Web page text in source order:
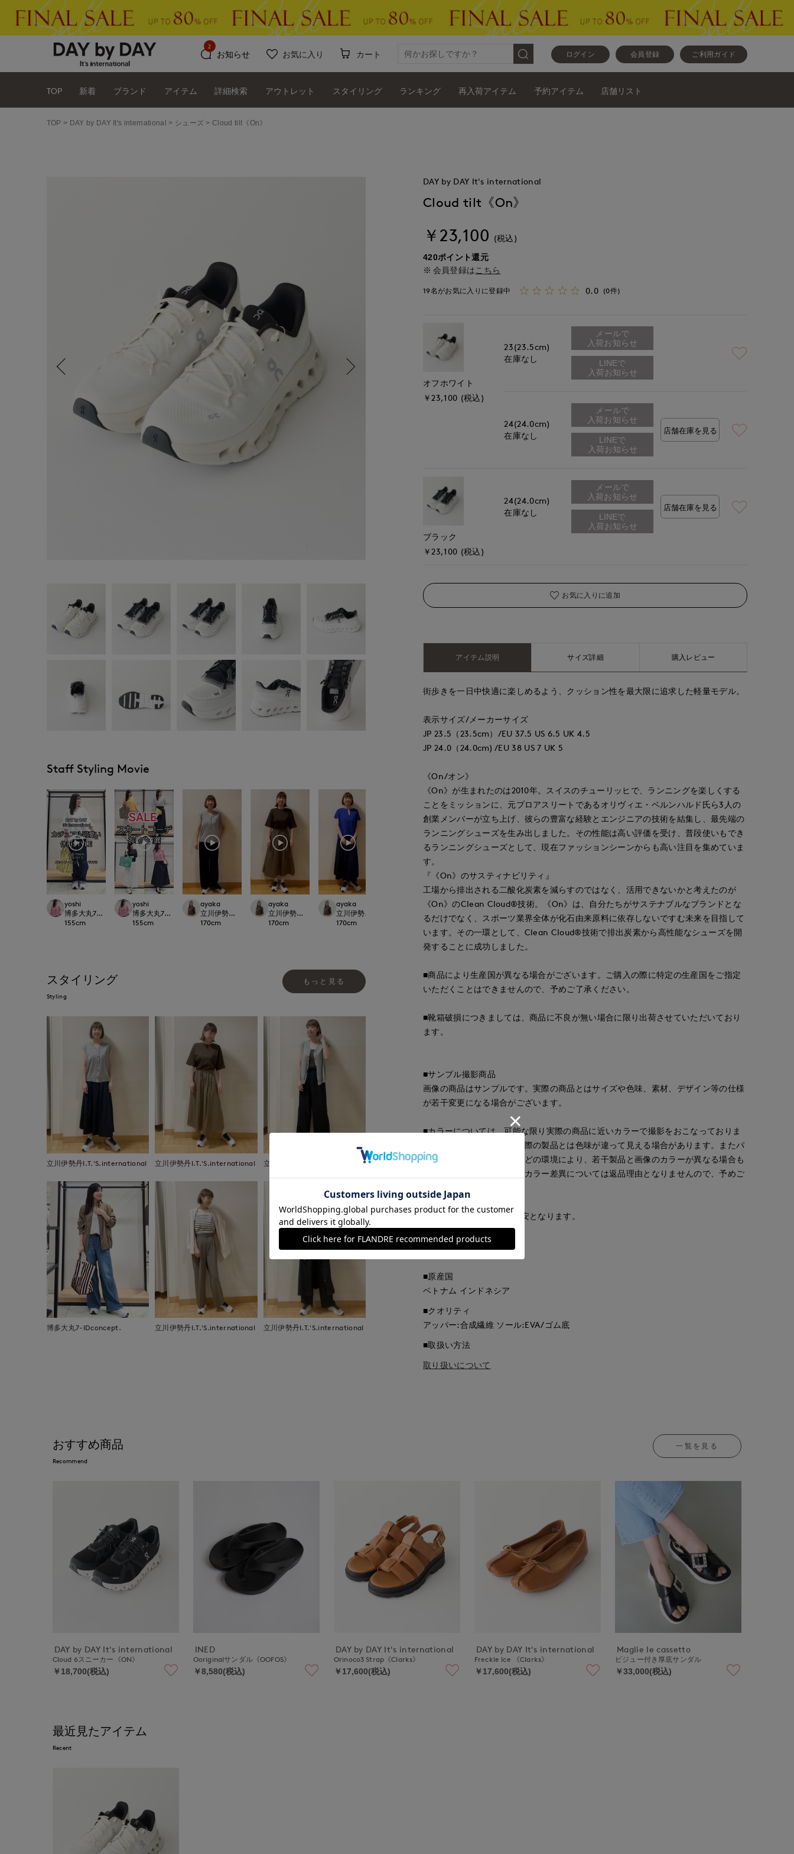
ログイン 会員登録 ご利用ガイド
お知らせ
2
お気に入り カート
TOP 新着 ブランド アイテム 詳細検索 アウトレット スタイリング ランキング 再入荷アイテム 予約アイテム 店舗リスト
TOP DAY by DAY It's international シューズ Cloud tilt《On》
Staff Styling Movie
yoshi
博多大丸7-IDconcept.
155cm
yoshi
博多大丸7-IDconcept.
155cm
ayaka
立川伊勢丹I.T.'S.international
170cm
ayaka
立川伊勢丹I.T.'S.international
170cm
ayaka
立川伊勢丹I.T.'S.international
170cm
博多大丸7-IDconcept.
cm
ayaka
立川伊勢丹I.T.'S.international
170 cm
ayaka
立川伊勢丹I.T.'S.international
170cm
ayaka
立川伊勢丹I.T.'S.international
170 cm
ayaka
立川伊勢丹I.T.'S.international
170cm
スタイリング
Styling
もっと見る
立川伊勢丹I.T.'S.international 立川伊勢丹I.T.'S.international 立川伊勢丹I.T.'S.international
博多大丸7-IDconcept. 立川伊勢丹I.T.'S.international 立川伊勢丹I.T.'S.international
DAY by DAY It's international
Cloud tilt《On》
￥23,100 (税込)
420ポイント還元
会員登録は こちら
19名がお気に入りに登録中 0.0 (0件)
オフホワイト
￥23,100 (税込)
23(23.5cm)
在庫なし
メールで
入荷お知らせ
24(24.0cm)
在庫なし
メールで
入荷お知らせ
店舗在庫を見る
ブラック
￥23,100 (税込)
24(24.0cm)
在庫なし
メールで
入荷お知らせ
店舗在庫を見る
お気に入りに追加
アイテム説明 サイズ詳細 購入レビュー
街歩きを一日中快適に楽しめるよう、クッション性を最大限に追求した軽量モデル。
表示サイズ/メーカーサイズ
JP 23.5（23.5cm）/EU 37.5 US 6.5 UK 4.5
JP 24.0（24.0cm) /EU 38 US 7 UK 5
《On/オン》
《On》が生まれたのは2010年。スイスのチューリッヒで、ランニングを楽しくする
ことをミッションに、元プロアスリートであるオリヴィエ・ベルンハルド氏ら3人の
創業メンバーが立ち上げ、彼らの豊富な経験とエンジニアの技術を結集し、最先端の
ランニングシューズを生み出しました。その性能は高い評価を受け、普段使いもでき
るランニングシューズとして、現在ファッションシーンからも高い注目を集めていま
す。
『《On》のサスティナビリティ』
工場から排出される二酸化炭素を減らすのではなく、活用できないかと考えたのが
《On》のClean Cloud®技術。《On》は、自分たちがサステナブルなブランドとな
るだけでなく、スポーツ業界全体が化石由来原料に依存しないですむ未来を目指して
います。その一環として、Clean Cloud®技術で排出炭素から高性能なシューズを開
発することに成功しました。
■商品により生産国が異なる場合がございます。ご購入の際に特定の生産国をご指定
いただくことはできませんので、予めご了承ください。
■靴箱破損につきましては、商品に不良が無い場合に限り出荷させていただいており
ます。
■サンプル撮影商品
画像の商品はサンプルです。実際の商品とはサイズや色味、素材、デザイン等の仕様
が若干変更になる場合がございます。
■カラーについては、可能な限り実際の商品に近いカラーで撮影をおこなっておりま
すが、照明の関係により実際の製品とは色味が違って見える場合があります。またパ
ソコン・スマートフォンなどの環境により、若干製品と画像のカラーが異なる場合も
ございます。現物と画像のカラー差異については返品理由となりませんので、予めご
■サイズ表記はあくまで目安となります。
■品番
■原産国
ベトナム インドネシア
■クオリティ
アッパー:合成繊維 ソール:EVA/ゴム底
■取扱い方法
取り扱いについて
おすすめ商品
Recommend
一覧を見る
DAY by DAY It's international
Cloud 6スニーカー《ON》
￥18,700(税込)
INED
Ooriginalサンダル《OOFOS》
￥8,580(税込)
DAY by DAY It's international
Orinoco3 Strap《Clarks》
￥17,600(税込)
DAY by DAY It's international
Freckle Ice 《Clarks》
￥17,600(税込)
Maglie le cassetto
ビジュー付き厚底サンダル
￥33,000(税込)
最近見たアイテム
Recent